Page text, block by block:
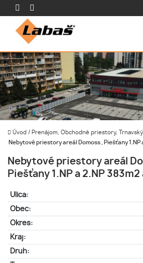
Úvod / Prenájom, Obchodné priestory,
Nebytové priestory areál Domoss , Piešťany 1.NP
Nebytové priestory areál
Piešťany 1.NP a 2.NP 383m2
Ulica:
Obec:
Okres:
Kraj:
Druh: